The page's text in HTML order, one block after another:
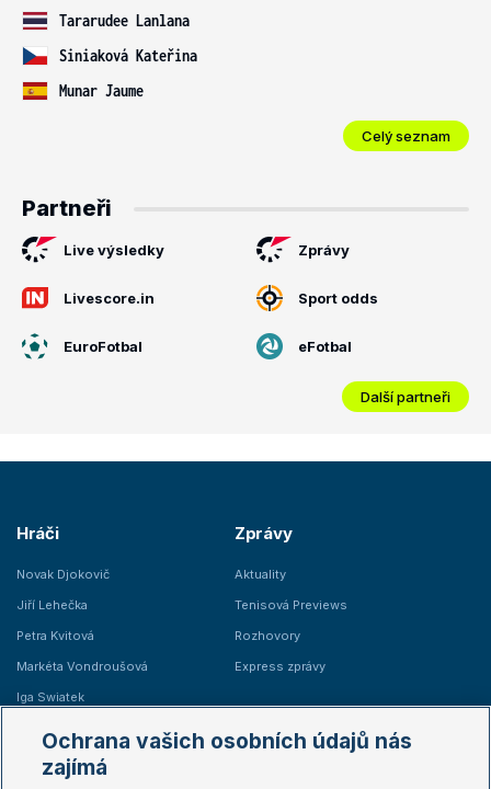
Tararudee Lanlana
Siniaková Kateřina
Munar Jaume
Celý seznam
Partneři
Live výsledky Zprávy
Livescore.in Sport odds
EuroFotbal eFotbal
Další partneři
Hráči
Novak Djokovič
Jiří Lehečka
Petra Kvitová
Markéta Vondroušová
Iga Swiatek
Zprávy
Aktuality
Tenisová Previews
Rozhovory
Express zprávy
Žebříčky
Ochrana vašich osobních údajů nás
zajímá